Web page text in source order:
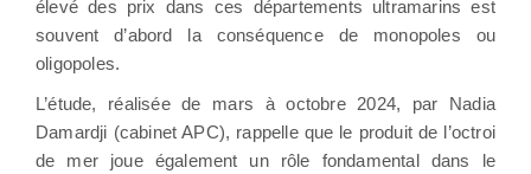
élevé des prix dans ces départements ultramarins est
souvent d’abord la conséquence de monopoles ou
oligopoles.
L’étude, réalisée de mars à octobre 2024, par Nadia
Damardji (cabinet APC), rappelle que le produit de l’octroi
de mer joue également un rôle fondamental dans le